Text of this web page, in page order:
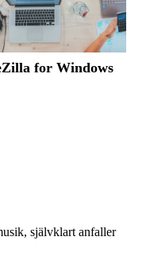
självklart anfaller
for Windows